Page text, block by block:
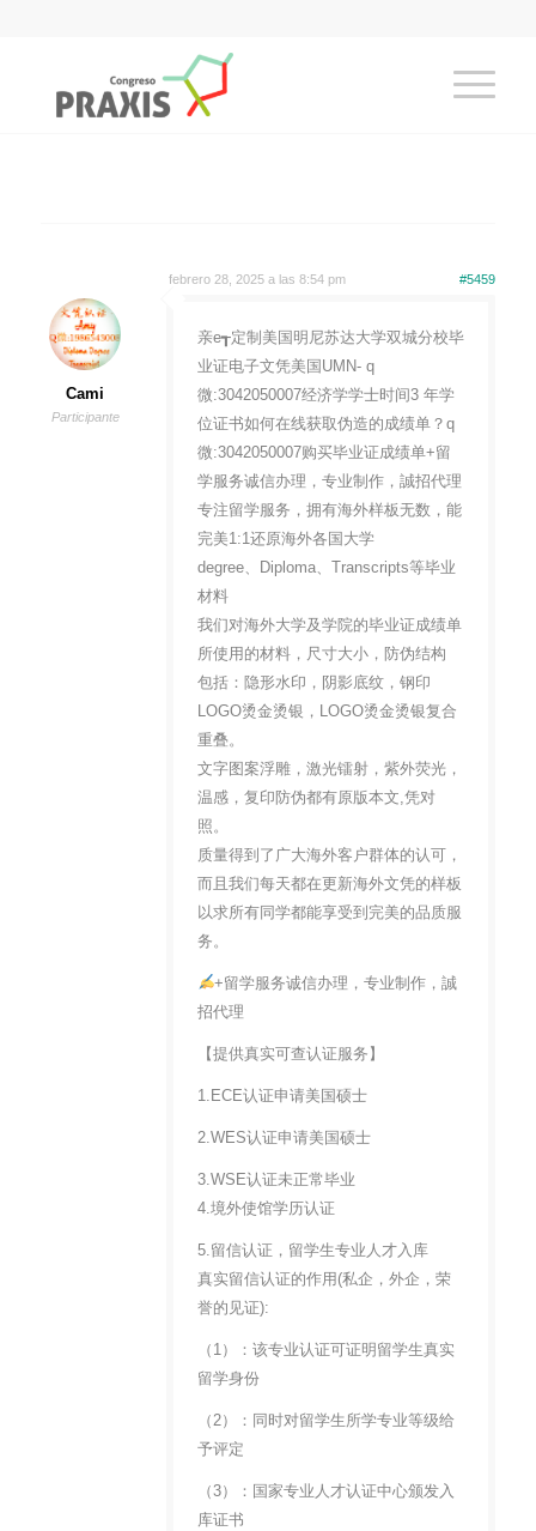
febrero 28, 2025 a las 8:54 pm #5459
Cami
Participante
亲e┱定制美国明尼苏达大学双城分校毕
业证电子文凭美国UMN- q
微:3042050007经济学学士时间3 年学
位证书如何在线获取伪造的成绩单？q
微:3042050007购买毕业证成绩单+留
学服务诚信办理，专业制作，誠招代理
专注留学服务，拥有海外样板无数，能
完美1:1还原海外各国大学
degree、Diploma、Transcripts等毕业
材料
我们对海外大学及学院的毕业证成绩单
所使用的材料，尺寸大小，防伪结构
包括：隐形水印，阴影底纹，钢印
LOGO烫金烫银，LOGO烫金烫银复合
重叠。
文字图案浮雕，激光镭射，紫外荧光，
温感，复印防伪都有原版本文,凭对
照。
质量得到了广大海外客户群体的认可，
而且我们每天都在更新海外文凭的样板
以求所有同学都能享受到完美的品质服
务。
+留学服务诚信办理，专业制作，誠
招代理
【提供真实可查认证服务】
1.ECE认证申请美国硕士
2.WES认证申请美国硕士
3.WSE认证未正常毕业
4.境外使馆学历认证
5.留信认证，留学生专业人才入库
真实留信认证的作用(私企，外企，荣
誉的见证):
（1）：该专业认证可证明留学生真实
留学身份
（2）：同时对留学生所学专业等级给
予评定
（3）：国家专业人才认证中心颁发入
库证书